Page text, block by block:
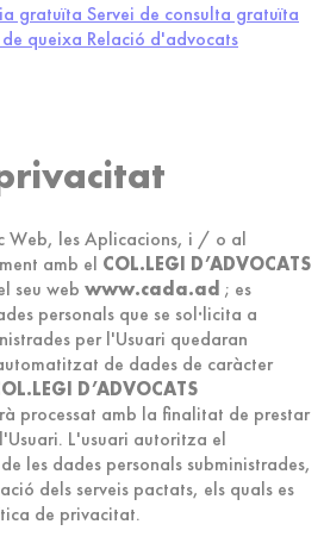
gratuïta Servei de consulta gratuïta
queixa Relació d'advocats
Web, les Aplicacions, i / o al
amb el COL.LEGI D’ADVOCATS
seu web www.cada.ad ; es
personals que se sol·licita a
per l'Usuari quedaran
de dades de caràcter
D’ADVOCATS
processat amb la finalitat de prestar
L'usuari autoritza el
les dades personals subministrades,
dels serveis pactats, els quals es
de privacitat.